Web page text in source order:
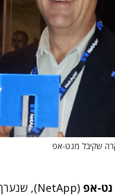
נט-אפ (NetApp), שנערך באמסטרדם בשבוע שעבר, זכתה